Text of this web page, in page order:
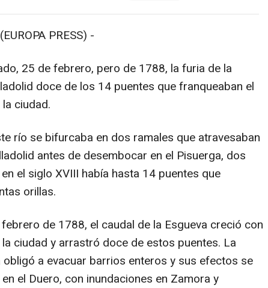
PRESS) -
25 de febrero, pero de 1788, la furia de la
doce de los 14 puentes que franqueaban el
ciudad.
río se bifurcaba en dos ramales que atravesaban
antes de desembocar en el Pisuerga, dos
el siglo XVIII había hasta 14 puentes que
orillas.
de 1788, el caudal de la Esgueva creció con
ciudad y arrastró doce de estos puentes. La
a evacuar barrios enteros y sus efectos se
el Duero, con inundaciones en Zamora y